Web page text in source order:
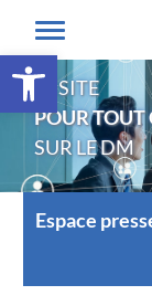
Ouvrir la
LE SITE
POUR TOUT
SUR LE DM
Espace